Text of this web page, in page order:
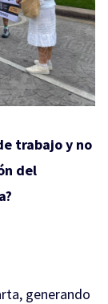
trabajo y no
del
generando